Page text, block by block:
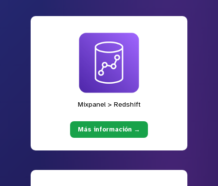
Mixpanel > Redshift
Más información →